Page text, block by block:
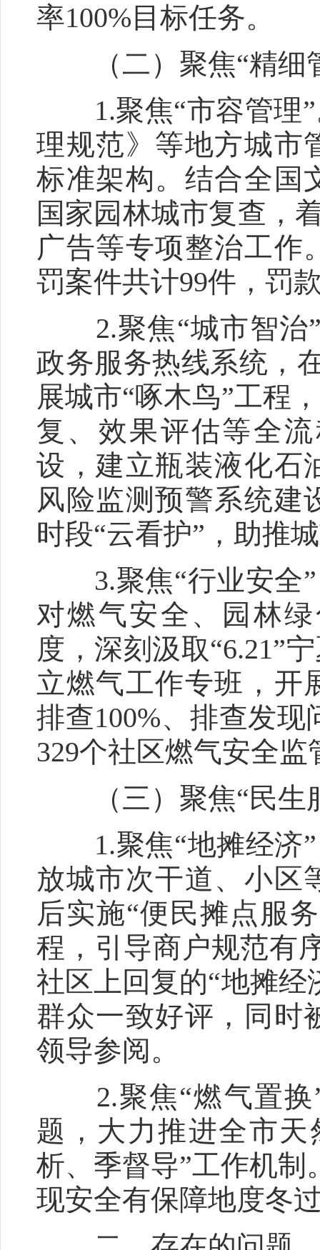
率100%目标任务。
（二）聚焦“精细
1.聚焦“市容管理”
理规范》等地方城市
标准架构。结合全国
国家园林城市复查，
广告等专项整治工作
罚案件共计99件，罚
2.聚焦“城市智治”
政务服务热线系统，
展城市“啄木鸟”工程
复、效果评估等全
设，建立瓶装液化石
风险监测预警系统建
时段“云看护”，助推
3.聚焦“行业安全”
对燃气安全、园林
度，深刻汲取“6.21”
立燃气工作专班，开
排查100%、排查发
329个社区燃气安全
（三）聚焦“民生
1.聚焦“地摊经济”
放城市次干道、小区
后实施“便民摊点服
程，引导商户规范有
社区上回复的“地摊
群众一致好评，同时
领导参阅。
2.聚焦“燃气置换”
题，大力推进全市
析、季督导”工作机
现安全有保障地度冬